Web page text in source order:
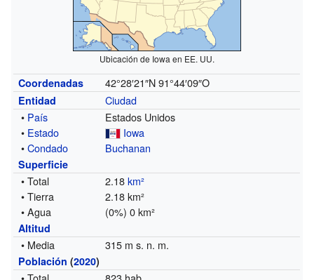
Ubicación de Iowa en EE. UU.
Coordenadas 42°28′21″N 91°44′09″O
Entidad
Ciudad
• País
Estados Unidos
• Estado
Iowa
•Condado Buchanan
Superficie
• Total 2.18km²
• Tierra
2.18 km²
• Agua
(0%) 0 km²
Altitud
• Media 315 m s. n. m.
Población (2020)